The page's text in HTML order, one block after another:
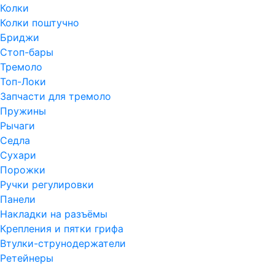
Колки
Колки поштучно
Бриджи
Стоп-бары
Тремоло
Топ-Локи
Запчасти для тремоло
Пружины
Рычаги
Седла
Сухари
Порожки
Ручки регулировки
Панели
Накладки на разъёмы
Крепления и пятки грифа
Втулки-струнодержатели
Ретейнеры